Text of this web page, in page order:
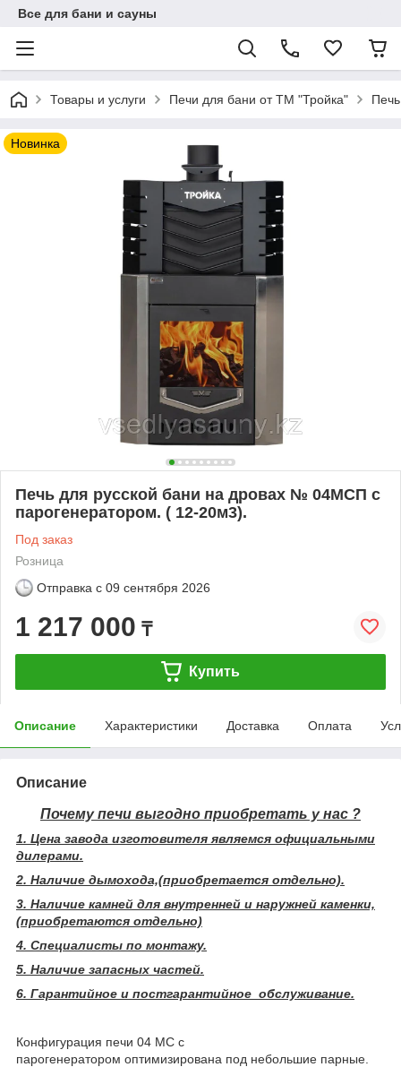
Все для бани и сауны
Товары и услуги Печи для бани от ТМ "Тройка"
Новинка
Печь для русской бани на дровах № 04МСП с
парогенератором. ( 12-20м3).
Под заказ
Розница
Отправка с 09 сентября 2026
1 217 000 ₸
Купить
Описание Характеристики Доставка Оплата
Описание
Почему печи выгодно приобретать у нас ?
1. Цена завода изготовителя являемся официальными
дилерами.
2. Наличие дымохода,(приобретается отдельно).
3. Наличие камней для внутренней и наружней каменки,
(приобретаются отдельно)
4. Специалисты по монтажу.
5. Наличие запасных частей.
6. Гарантийное и постгарантийное обслуживание.
Конфигурация печи 04 МС с
парогенератором оптимизирована под небольшие парные.